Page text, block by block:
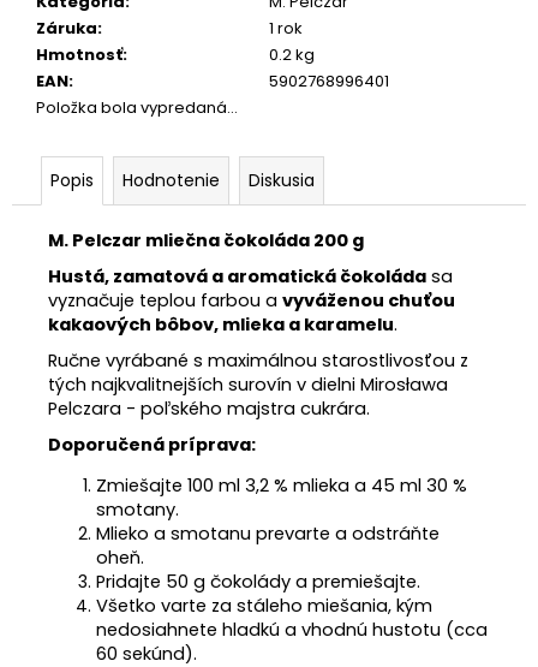
Záruka:
1 rok
Hmotnosť:
0.2 kg
EAN:
5902768996401
Položka bola vypredaná…
Popis Hodnotenie Diskusia
M. Pelczar mliečna čokoláda 200 g
Hustá, zamatová a aromatická čokoláda sa
vyznačuje teplou farbou a vyváženou chuťou
kakaových bôbov, mlieka a karamelu.
Ručne vyrábané s maximálnou starostlivosťou z
tých najkvalitnejších surovín v dielni Mirosława
Pelczara - poľského majstra cukrára.
Doporučená príprava:
Zmiešajte 100 ml 3,2 % mlieka a 45 ml 30 %
smotany.
Mlieko a smotanu prevarte a odstráňte
oheň.
Pridajte 50 g čokolády a premiešajte.
Všetko varte za stáleho miešania, kým
nedosiahnete hladkú a vhodnú hustotu (cca
60 sekúnd).